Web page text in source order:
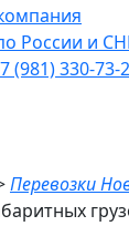
России и
(981) 330-73-
Перевозки